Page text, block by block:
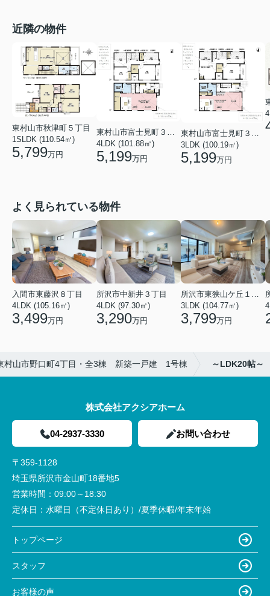
近隣の物件
東村山市秋津町５丁目
1SLDK (110.54㎡)
5,799万円
東村山市富士見町３丁目
4LDK (101.88㎡)
5,199万円
東村山市富士見町３丁目
3LDK (100.19㎡)
5,199万円
よく見られている物件
入間市東藤沢８丁目
4LDK (105.16㎡)
3,499万円
所沢市中新井３丁目
4LDK (97.30㎡)
3,290万円
所沢市東狭山ケ丘１丁目
3LDK (104.77㎡)
3,799万円
村山市野口町4丁目・全3棟 新築一戸建 1号棟 ～LDK20帖～
株式会社アクシアホーム
04-2937-3330 お問い合わせ
〒359-1128
埼玉県所沢市金山町18番地5
営業時間： 09:00～18:30
定休日： 水曜日（不定休日あり）/夏季休暇/年末年始
トップページ
スタッフ
お客様の声